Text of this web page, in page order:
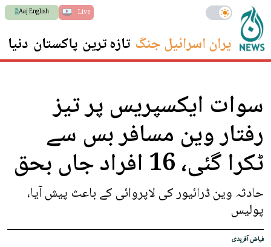
Live
Aaj English
ایران اسرائیل جنگ تازہ ترین پاکستان دنیا
سوات ایکسپریس پر تیز
رفتار وین مسافر بس سے
ٹکرا گئی، 16 افراد جاں بحق
حادثہ وین ڈرائیور کی لاپروائی کے باعث پیش آیا،
پولیس
فیاض آفریدی